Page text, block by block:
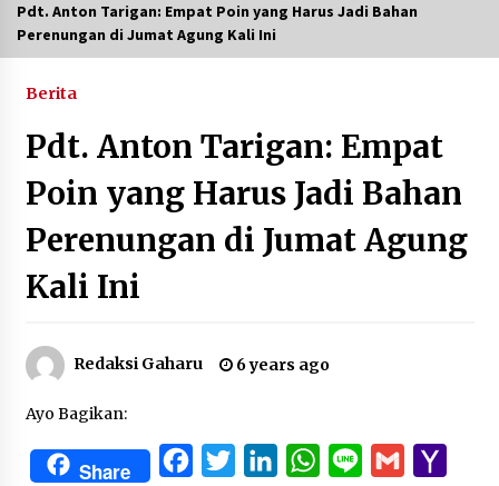
Pdt. Anton Tarigan: Empat Poin yang Harus Jadi Bahan
Perenungan di Jumat Agung Kali Ini
Berita
Pdt. Anton Tarigan: Empat
Poin yang Harus Jadi Bahan
Perenungan di Jumat Agung
Kali Ini
Redaksi Gaharu 6 years ago
Ayo Bagikan:
Share FacebookTwitterLinkedInWhatsApp
Line Gmail